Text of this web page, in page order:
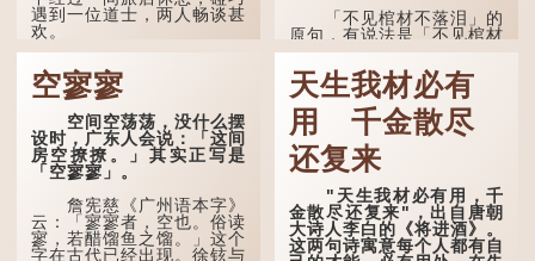
遇到一位道士，两人畅谈甚
欢。
言谈间，卢姓书生感慨
自己虽贵为读书人，但一直
未能考取功名，仍然贫困，
感到十分落泊。于是，道士
拿出一个青瓷枕头，让卢姓
书生睡一睡，便能满足他希
望得到荣华富贵的愿望。
这时，...
「不见棺材不落泪」的
原句，有说法是「不见棺材
不下泪」或「不见亲棺不下
泪」，出自明朝兰陵笑笑生
所著的《金瓶梅词话》第九
十八回。原意是指人未亲眼
见到亲人棺木，便不会真正
感到悲伤；后来引申为比喻
人执迷不悟，不到彻底失
败，便不肯罢休。
许多人对这上半句耳熟
能详，但它其实还有下半句
——「不到黄河心不死」...
空寥寥
空间空荡荡，没什么摆
设时，广东人会说：「这间
房空撩撩。」其实正写是
「空寥寥」。
詹宪慈《广州语本字》
云：「寥寥者，空也。俗读
寥，若醋馏鱼之馏。」这个
字在古代已经出现。徐铉与
天生我材必有
用 千金散尽
还复来
"天生我材必有用，千
金散尽还复来"，出自唐朝
大诗人李白的《将进酒》。
这两句诗寓意每个人都有自